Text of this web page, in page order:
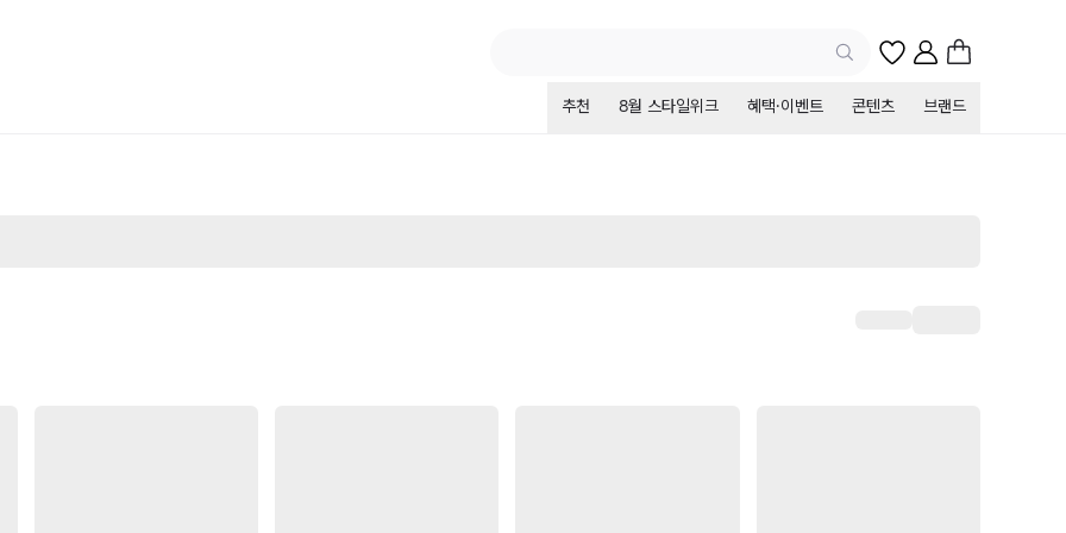
추천 8월 스타일위크 혜택·이벤트 콘텐츠 브랜드